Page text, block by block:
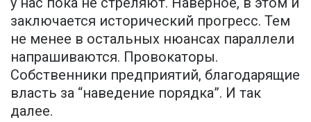
заключается исторический прогресс. Тем
не менее в остальных нюансах параллели
напрашиваются. Провокаторы.
Собственники предприятий, благодарящие
власть за “наведение порядка”. И так
далее.